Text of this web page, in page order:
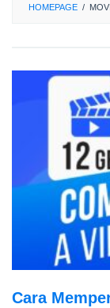
HOMEPAGE /
Cara